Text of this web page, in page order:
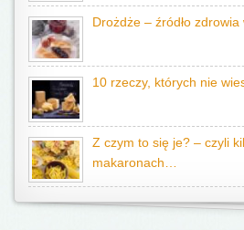
Drożdże – źródło zdrowia
10 rzeczy, których nie
Z czym to się je? – czyli
makaronach…